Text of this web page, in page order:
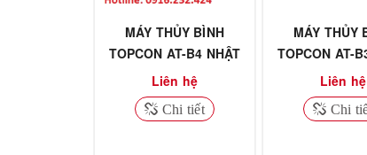
MÁY THỦY BÌNH
TOPCON AT-B4 NHẬT
BẢN
Liên hệ
Chi tiết
MÁY THỦY
TOPCON AT-
BẢN
Liên hệ
Chi